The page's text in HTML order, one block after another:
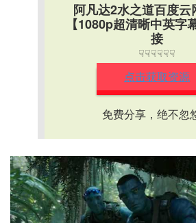
阿凡达2水之道百度云
【1080p超清晰中英字
接
☟☟☟☟☟☟
点击获取资源
免费分享，绝不忽